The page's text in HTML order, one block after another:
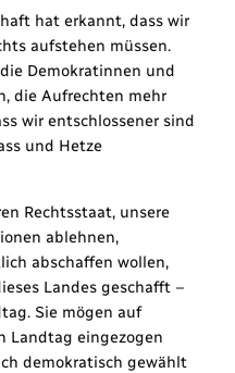
hat erkannt, dass wir
aufstehen müssen.
Demokratinnen und
die Aufrechten mehr
wir entschlossener sind
und Hetze
Rechtsstaat, unsere
ablehnen,
abschaffen wollen,
Landes geschafft –
Sie mögen auf
Landtag eingezogen
demokratisch gewählt